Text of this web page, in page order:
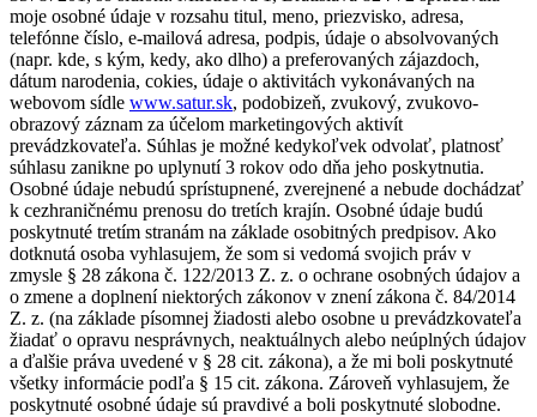
moje osobné údaje v rozsahu titul, meno, priezvisko, adresa,
telefónne číslo, e-mailová adresa, podpis, údaje o absolvovaných
(napr. kde, s kým, kedy, ako dlho) a preferovaných zájazdoch,
dátum narodenia, cokies, údaje o aktivitách vykonávaných na
webovom sídle www.satur.sk, podobizeň, zvukový, zvukovo-
obrazový záznam za účelom marketingových aktivít
prevádzkovateľa. Súhlas je možné kedykoľvek odvolať, platnosť
súhlasu zanikne po uplynutí 3 rokov odo dňa jeho poskytnutia.
Osobné údaje nebudú sprístupnené, zverejnené a nebude dochádzať
k cezhraničnému prenosu do tretích krajín. Osobné údaje budú
poskytnuté tretím stranám na základe osobitných predpisov. Ako
dotknutá osoba vyhlasujem, že som si vedomá svojich práv v
zmysle § 28 zákona č. 122/2013 Z. z. o ochrane osobných údajov a
o zmene a doplnení niektorých zákonov v znení zákona č. 84/2014
Z. z. (na základe písomnej žiadosti alebo osobne u prevádzkovateľa
žiadať o opravu nesprávnych, neaktuálnych alebo neúplných údajov
a ďalšie práva uvedené v § 28 cit. zákona), a že mi boli poskytnuté
všetky informácie podľa § 15 cit. zákona. Zároveň vyhlasujem, že
poskytnuté osobné údaje sú pravdivé a boli poskytnuté slobodne.